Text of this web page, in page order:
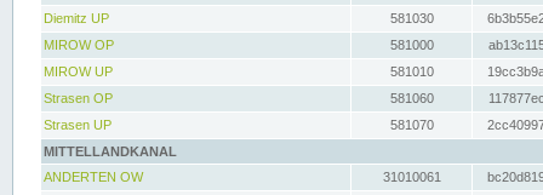
Diemitz UP
581030
MIROW OP
581000
MIROW UP
581010
Strasen OP
581060
Strasen UP
581070
MITTELLANDKANAL
ANDERTEN OW
31010061